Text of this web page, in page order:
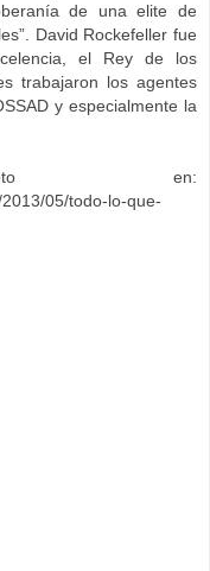
de una elite de
David Rockefeller fue
el Rey de los
trabajaron los agentes
y especialmente la
en:
05/todo-lo-que-